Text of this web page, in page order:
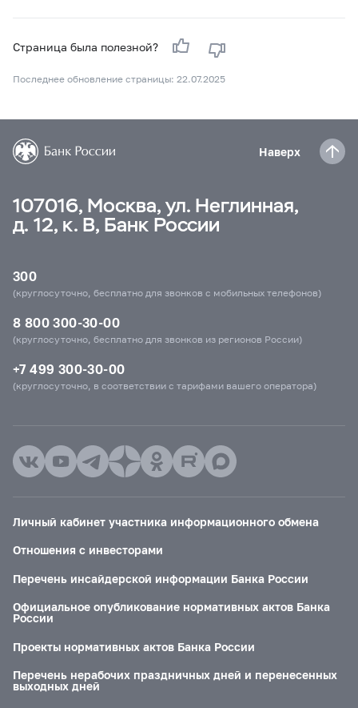
Страница была полезной?
Последнее обновление страницы: 22.07.2025
Наверх
107016, Москва, ул. Неглинная,
д. 12, к. В, Банк России
300
(круглосуточно, бесплатно для звонков с мобильных телефонов)
8 800 300-30-00
(круглосуточно, бесплатно для звонков из регионов России)
+7 499 300-30-00
(круглосуточно, в соответствии с тарифами вашего оператора)
Личный кабинет участника информационного обмена
Отношения с инвесторами
Перечень инсайдерской информации Банка России
Официальное опубликование нормативных актов Банка
России
Проекты нормативных актов Банка России
Перечень нерабочих праздничных дней и перенесенных
выходных дней